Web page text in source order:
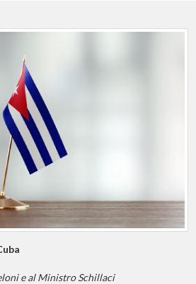
e al Ministro Schillaci